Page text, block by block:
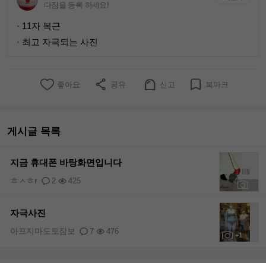
다짐을 등록 하세요!
· 11자 복근
· 최고 자극되는 사진
좋아요 공유 신고 북마크
게시글 목록
지금 휴대폰 바탕화면입니다
2 425
ㅎㅅㅎr
+1
자극사진
7 476
아프지마도토잠보